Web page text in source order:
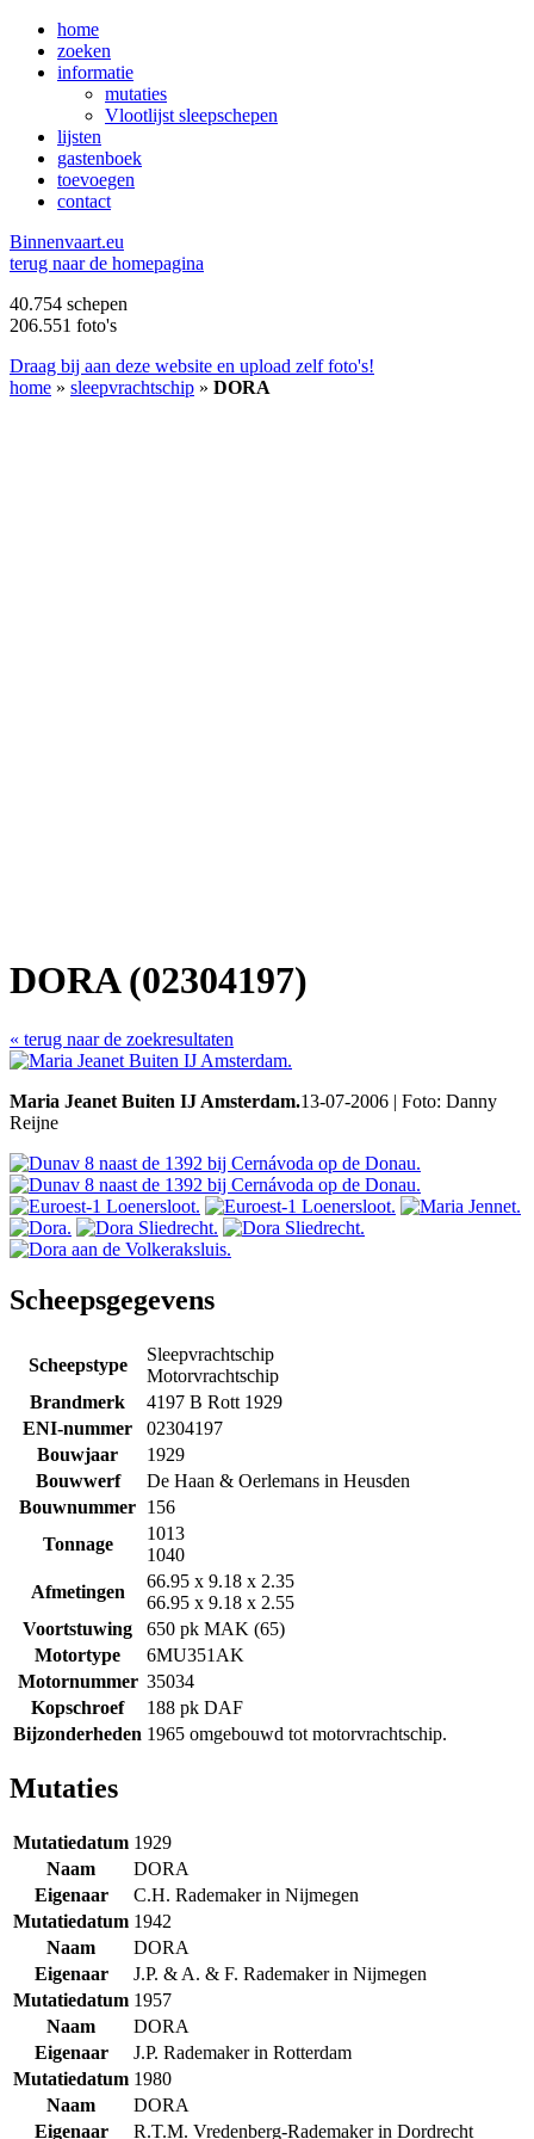
home
zoeken
informatie
mutaties
Vlootlijst sleepschepen
lijsten
gastenboek
toevoegen
contact
Binnenvaart.eu
terug naar de homepagina
40.754 schepen
206.551 foto's
Draag bij aan deze website en upload zelf foto's!
home » sleepvrachtschip » DORA
DORA (02304197)
« terug naar de zoekresultaten
Maria Jeanet Buiten IJ Amsterdam.13-07-2006 | Foto: Danny
Reijne
Scheepsgegevens
Scheepstype
Sleepvrachtschip
Motorvrachtschip
Brandmerk
4197 B Rott 1929
ENI-nummer
02304197
Bouwjaar
1929
Bouwwerf
De Haan & Oerlemans in Heusden
Bouwnummer 156
Tonnage
1013
1040
Afmetingen
66.95 x 9.18 x 2.35
66.95 x 9.18 x 2.55
Voortstuwing
650 pk MAK (65)
Motortype
6MU351AK
Motornummer 35034
Kopschroef
188 pk DAF
Bijzonderheden 1965 omgebouwd tot motorvrachtschip.
Mutaties
Mutatiedatum 1929
Naam
DORA
Eigenaar
C.H. Rademaker in Nijmegen
Mutatiedatum 1942
Naam
DORA
Eigenaar
J.P. & A. & F. Rademaker in Nijmegen
Mutatiedatum 1957
Naam
DORA
Eigenaar
J.P. Rademaker in Rotterdam
Mutatiedatum 1980
Naam
DORA
Eigenaar
R.T.M. Vredenberg-Rademaker in Dordrecht